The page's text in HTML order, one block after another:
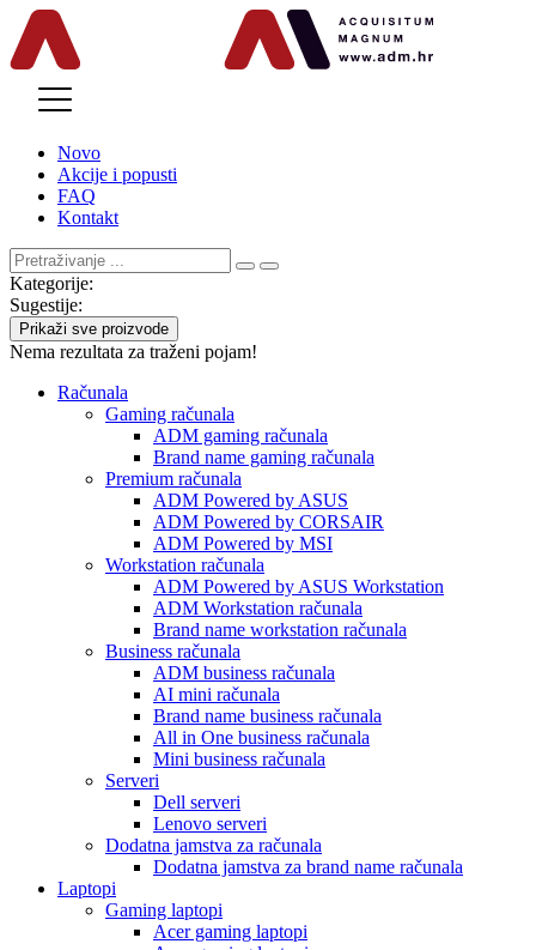
Novo
Akcije i popusti
FAQ
Kontakt
Kategorije:
Sugestije:
Prikaži sve proizvode
Nema rezultata za traženi pojam!
Računala
Gaming računala
ADM gaming računala
Brand name gaming računala
Premium računala
ADM Powered by ASUS
ADM Powered by CORSAIR
ADM Powered by MSI
Workstation računala
ADM Powered by ASUS Workstation
ADM Workstation računala
Brand name workstation računala
Business računala
ADM business računala
AI mini računala
Brand name business računala
All in One business računala
Mini business računala
Serveri
Dell serveri
Lenovo serveri
Dodatna jamstva za računala
Dodatna jamstva za brand name računala
Laptopi
Gaming laptopi
Acer gaming laptopi